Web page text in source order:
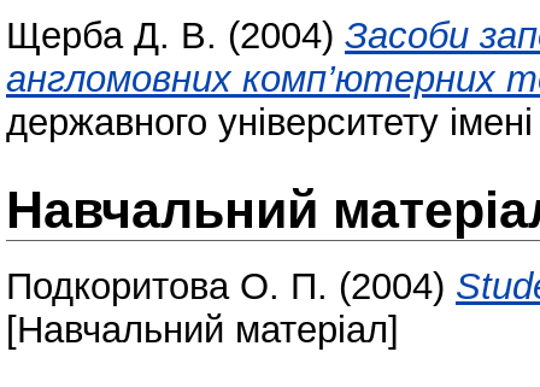
Щерба Д. В. (2004) Засоби
англомовних комп’ютерних
державного університету
Навчальний
Подкоритова О. П. (2004)
[Навчальний матеріал]